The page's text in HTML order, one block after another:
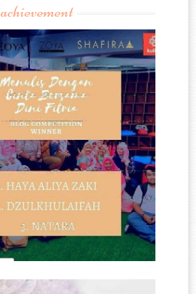
achievement